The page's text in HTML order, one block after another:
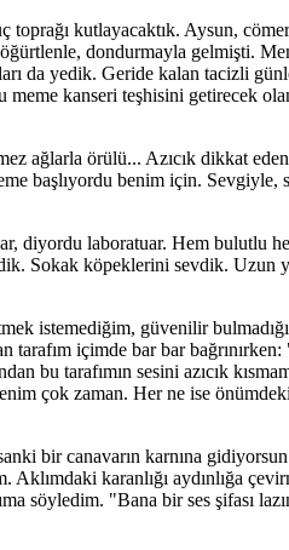
kutlayacaktık. Aysun,
dondurmayla gelmişti.
da yedik. Geride kalan tacizli
kanseri teşhisini getirecek
ağlarla örülü... Azıcık dikkat
başlıyordu benim için. Sevgiyle,
diyordu laboratuar. Hem bulutlu
Sokak köpeklerini sevdik. Uzun
istemediğim, güvenilir
içimde bar bar
bu tarafımın sesini azıcık
çok zaman. Her ne ise
bir canavarın karnına
Aklımdaki karanlığı aydınlığa
söyledim. "Bana bir ses şifası